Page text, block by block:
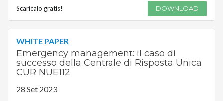
Scaricalo gratis! DOWNLOAD
WHITE PAPER
Emergency management: il caso di
successo della Centrale di Risposta Unica
CUR NUE112
28 Set 2023